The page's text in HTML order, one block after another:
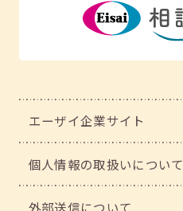
エーザイ企業サイト
個人情報の取扱いについて
外部送信について